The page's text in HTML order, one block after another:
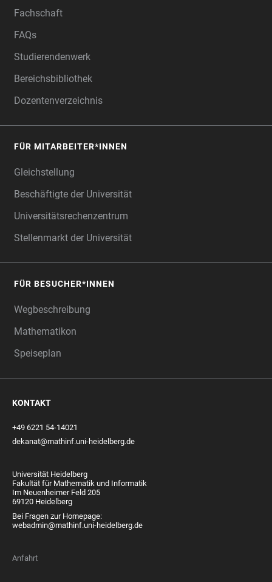
Fachschaft
FAQs
Studierendenwerk
Bereichsbibliothek
Dozentenverzeichnis
FÜR MITARBEITER*INNEN
Gleichstellung
Beschäftigte der Universität
Universitätsrechenzentrum
Stellenmarkt der Universität
FÜR BESUCHER*INNEN
Wegbeschreibung
Mathematikon
Speiseplan
KONTAKT
+49 6221 54-14021
dekanat@mathinf.uni-heidelberg.de
Universität Heidelberg
Fakultät für Mathematik und Informatik
Im Neuenheimer Feld 205
69120 Heidelberg
Bei Fragen zur Homepage:
webadmin@mathinf.uni-heidelberg.de
Anfahrt